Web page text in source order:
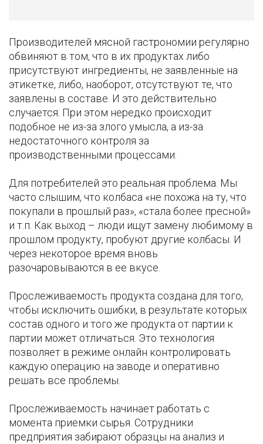
Производителей мясной гастрономии регулярно
обвиняют в том, что в их продуктах либо
присутствуют ингредиенты, не заявленные на
этикетке, либо, наоборот, отсутствуют те, что
заявлены в составе. И это действительно
случается. При этом нередко происходит
подобное не из-за злого умысла, а из-за
недостаточного контроля за
производственными процессами.
Для потребителей это реальная проблема. Мы
часто слышим, что колбаса «не похожа на ту, что
покупали в прошлый раз», «стала более пресной»
и т.п. Как выход – люди ищут замену любимому в
прошлом продукту, пробуют другие колбасы. И
через некоторое время вновь
разочаровываются в ее вкусе.
Прослеживаемость продукта создана для того,
чтобы исключить ошибки, в результате которых
состав одного и того же продукта от партии к
партии может отличаться. Это технология
позволяет в режиме онлайн контролировать
каждую операцию на заводе и оперативно
решать все проблемы.
Прослеживаемость начинает работать с
момента приемки сырья. Сотрудники
предприятия забирают образцы на анализ и